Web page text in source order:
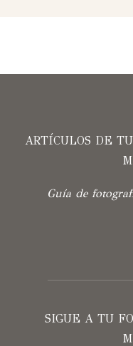
ARTÍCULOS DE
Guía de
SIGUE A TU